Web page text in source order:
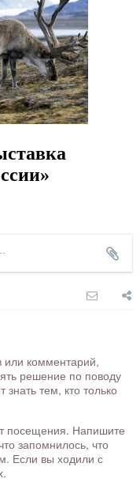
или комментарий,
решение по поводу
тем, кто только
посещения. Напишите
запомнилось, что
Если вы ходили с